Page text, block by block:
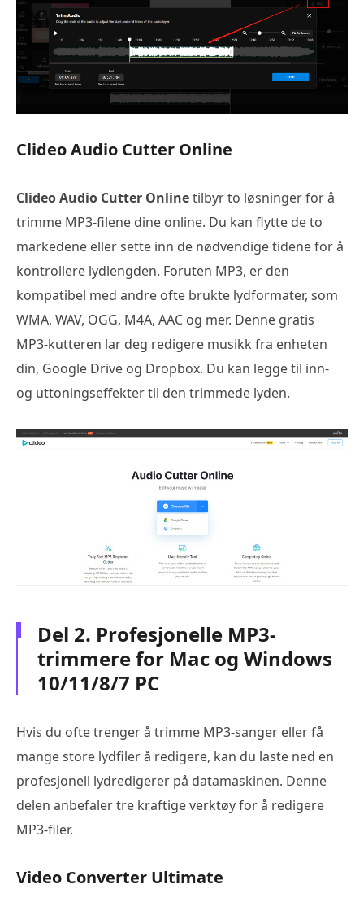
Clideo Audio Cutter Online
Clideo Audio Cutter Onlinetilbyr to løsninger for å
trimme MP3-filene dine online. Du kan flytte de to
markedene eller sette inn de nødvendige tidene for å
kontrollere lydlengden. Foruten MP3, er den
kompatibel med andre ofte brukte lydformater, som
WMA, WAV, OGG, M4A, AAC og mer. Denne gratis
MP3-kutteren lar deg redigere musikk fra enheten
din, Google Drive og Dropbox. Du kan legge til inn-
og uttoningseffekter til den trimmede lyden.
Del 2. Profesjonelle MP3-
trimmere for Mac og Windows
10/11/8/7 PC
Hvis du ofte trenger å trimme MP3-sanger eller få
mange store lydfiler å redigere, kan du laste ned en
profesjonell lydredigerer på datamaskinen. Denne
delen anbefaler tre kraftige verktøy for å redigere
MP3-filer.
Video Converter Ultimate